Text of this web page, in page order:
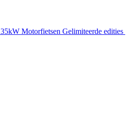
35kW Motorfietsen Gelimiteerde edities